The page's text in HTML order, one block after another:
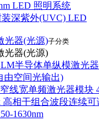
LED 照明系统
装深紫外(UVC) LED
光器(光源)子分类
光器(光源)
半导体单纵模激光
由空间光输出)
窄线宽单频激光器模块
高相干组合波段连续
1630nm